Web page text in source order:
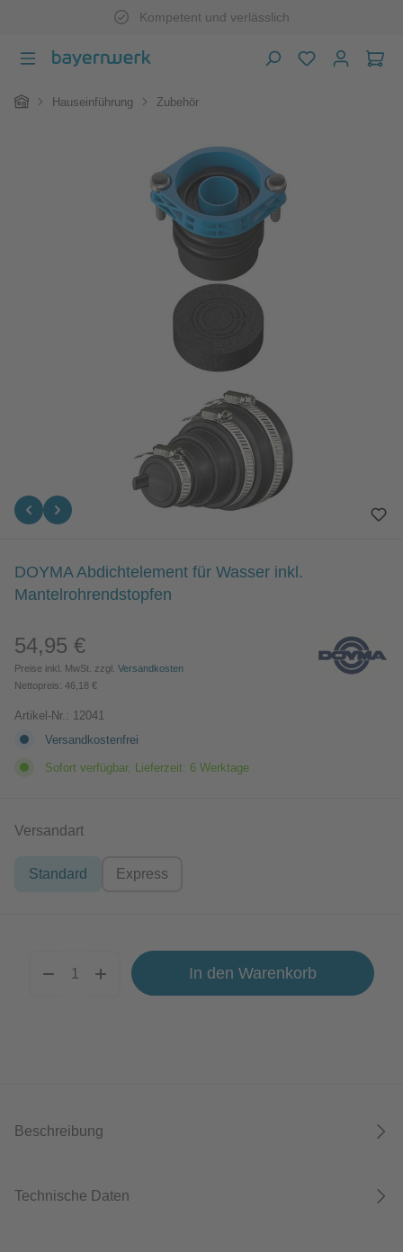
Zum Hauptinhalt springenKompetent und verlässlich
HomeHauseinführung Zubehör
DOYMA Abdichtelement für Wasser inkl.
Mantelrohrendstopfen
Regulärer Preis:
54,95 €
Preise inkl. MwSt. zzgl. Versandkosten
Nettopreis: 46,18 €
Artikel-Nr.: 12041
Versandkostenfrei
Sofort verfügbar, Lieferzeit: 6 Werktage
Versandartauswählen
Standard Express
In den Warenkorb
Beschreibung
Technische Daten